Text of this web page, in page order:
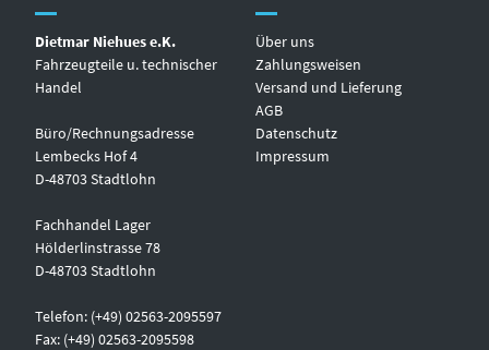
Dietmar Niehues e.K.
Fahrzeugteile u. technischer
Handel
Büro/Rechnungsadresse
Lembecks Hof 4
D-48703 Stadtlohn
Fachhandel Lager
Hölderlinstrasse 78
D-48703 Stadtlohn
Telefon: (+49) 02563-2095597
Fax: (+49) 02563-2095598
Über uns
Zahlungsweisen
Versand und Lieferung
AGB
Datenschutz
Impressum